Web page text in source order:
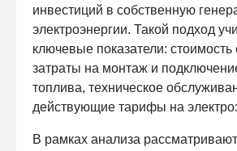
инвестиций в собственную
электроэнергии. Такой подход
ключевые показатели:
затраты на монтаж и
топлива, техническое
действующие тарифы на
В рамках анализа